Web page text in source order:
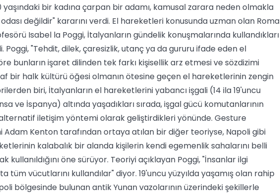
bir kadına çarpan bir adamı, kamusal zarara neden olmakla
değildir" kararını verdi. El hareketleri konusunda uzman olan Roma
Isabel la Poggi, İtalyanların gündelik konuşmalarında kullandıkları
"Tehdit, dilek, çaresizlik, utanç ya da gururu ifade eden el
bunların işaret dilinden tek farkı kişisellik arz etmesi ve sözdizimi
bir halk kültürü öğesi olmanın ötesine geçen el hareketlerinin zengin
biri, İtalyanların el hareketlerini yabancı işgali (14 ila 19'uncu
ve İspanya) altında yaşadıkları sırada, işgal gücü komutanlarının
iletişim yöntemi olarak geliştirdikleri yönünde. Gesture
Adam Kenton tarafından ortaya atılan bir diğer teoriyse, Napoli gibi
kalabalık bir alanda kişilerin kendi egemenlik sahalarını belli
öne sürüyor. Teoriyi açıklayan Poggi, "İnsanlar ilgi
vücutlarını kullandılar" diyor. 19'uncu yüzyılda yaşamış olan rahip
bölgesinde bulunan antik Yunan vazolarının üzerindeki şekillerle